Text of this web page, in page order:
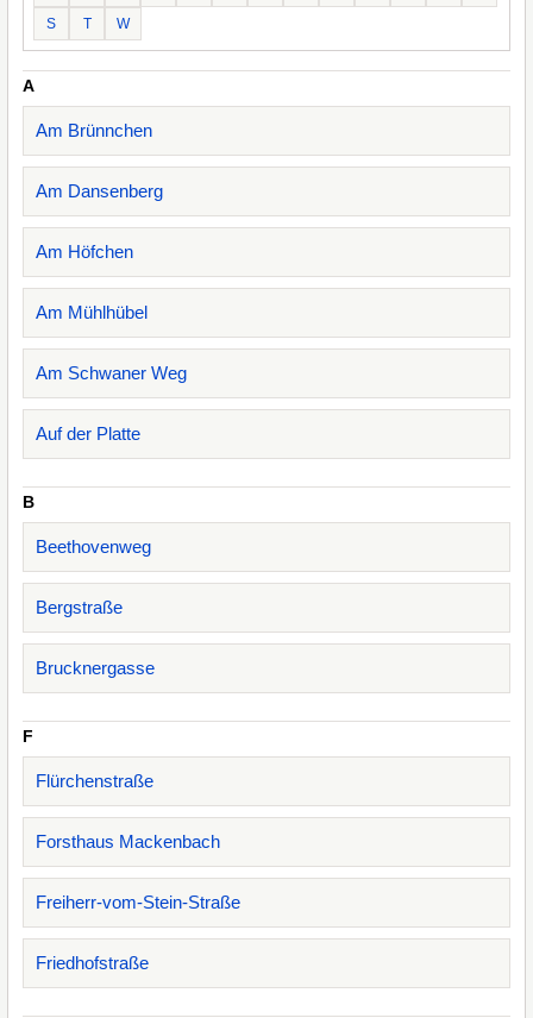
S
T W
A
Am Brünnchen
Am Dansenberg
Am Höfchen
Am Mühlhübel
Am Schwaner Weg
Auf der Platte
B
Beethovenweg
Bergstraße
Brucknergasse
F
Flürchenstraße
Forsthaus Mackenbach
Freiherr-vom-Stein-Straße
Friedhofstraße